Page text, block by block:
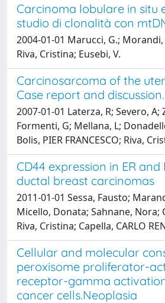
Carcinoma lobulare in situ
studio di clonalità con
2004-01-01 Marucci, G.;
Riva, Cristina; Eusebi, V.
Carcinosarcoma of the
Case report and discussion.
2007-01-01 Laterza, R; Severo,
Formenti, G; Mellana, L;
Bolis, PIER FRANCESCO; Riva,
CD44 expression in ER
ductal breast carcinomas
2011-01-01 Sessa, Fausto;
Micello, Donata; Sahnane, Nora;
Riva, Cristina; Capella, CARLO
Cellular and molecular
peroxisome proliferator-
receptor-gamma
cancer cells.Neoplasia